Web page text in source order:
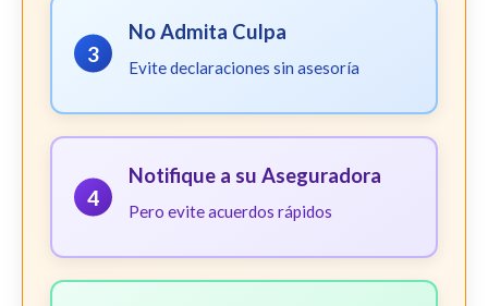
3
No Admita Culpa
Evite declaraciones sin asesoría
4
Notifique a su Aseguradora
Pero evite acuerdos rápidos